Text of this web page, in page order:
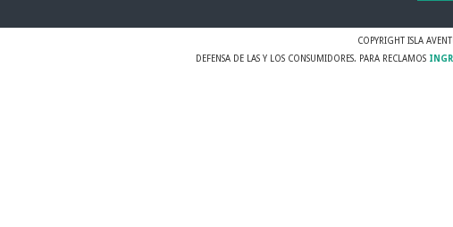
COPYRIGHT ISLA
DEFENSA DE LAS Y LOS CONSUMIDORES. PARA RECLAMOS